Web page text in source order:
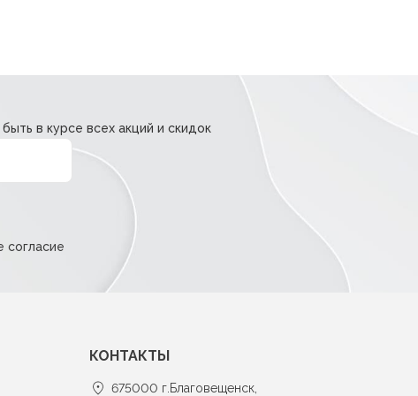
в курсе всех акций и скидок
согласие
КОНТАКТЫ
675000 г.Благовещенск,